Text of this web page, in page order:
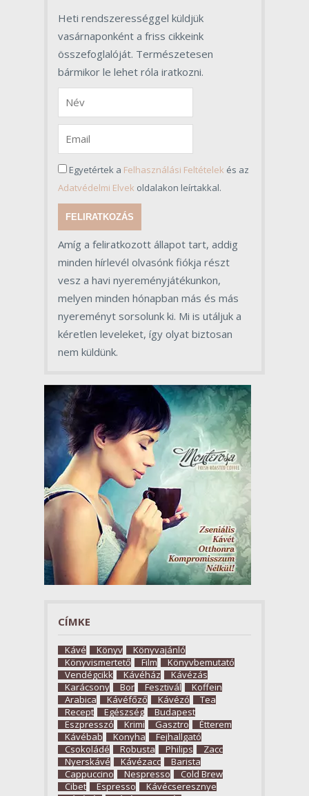
Heti rendszerességgel küldjük
vasárnaponként a friss cikkeink
összefoglalóját. Természetesen
bármikor le lehet róla iratkozni.
Egyetértek a Felhasználási Feltételek és az
Adatvédelmi Elvek oldalakon leírtakkal.
FELIRATKOZÁS
Amíg a feliratkozott állapot tart, addig
minden hírlevél olvasónk fiókja részt
vesz a havi nyereményjátékunkon,
melyen minden hónapban más és más
nyereményt sorsolunk ki. Mi is utáljuk a
kéretlen leveleket, így olyat biztosan
nem küldünk.
CÍMKE
Kávé Könyv
Könyvajánló
Könyvismertető
Film
Könyvbemutató
Vendégcikk
Kávéház
Kávézás
Karácsony
Bor Fesztivál
Koffein
Arabica
Kávéfőző Kávézó
Tea
Recept
Egészség
Budapest
Eszpresszó
Krimi Gasztro
Étterem
Kávébab
Konyha
Fejhallgató
Csokoládé
Robusta Philips
Zacc
Nyerskávé
Kávézacc
Barista
Cappuccino
Nespresso
Cold Brew
Cibet
Espresso
Kávécseresznye